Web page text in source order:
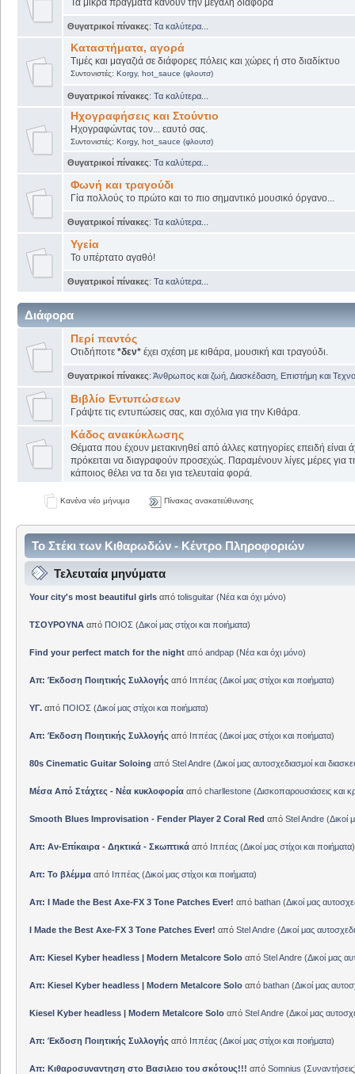
Θυγατρικοί πίνακες: Τα καλύτερα...
Καταστήματα, αγορά
Τιμές και μαγαζιά σε διάφορες πόλεις και χώρες ή στο διαδίκτυο
Συντονιστές: Korgy, hot_sauce (φλουτσ)
Θυγατρικοί πίνακες: Τα καλύτερα...
Ηχογραφήσεις και Στούντιο
Ηχογραφώντας τον... εαυτό σας.
Συντονιστές: Korgy, hot_sauce (φλουτσ)
Θυγατρικοί πίνακες: Τα καλύτερα...
Φωνή και τραγούδι
Γία πολλούς το πρώτο και το πιο σημαντικό μουσικό όργανο...
Θυγατρικοί πίνακες: Τα καλύτερα...
Υγεία
Το υπέρτατο αγαθό!
Θυγατρικοί πίνακες: Τα καλύτερα...
Διάφορα
Περί παντός
Οτιδήποτε *δεν*έχει σχέση με κιθάρα, μουσική και τραγούδι.
Θυγατρικοί πίνακες: Άνθρωπος και ζωή Διασκέδαση Επιστήμη και
Βιβλίο Εντυπώσεων
Γράψτε τις εντυπώσεις σας, και σχόλια για την Κιθάρα.
Κάδος ανακύκλωσης
Θέματα που έχουν μετακινηθεί από άλλες κατηγορίες επειδή είναι
πρόκειται να διαγραφούν προσεχώς. Παραμένουν λίγες μέρες για
κάποιος θέλει να τα δει για τελευταία φορά.
Κανένα νέο μήνυμα Πίνακας ανακατεύθυνσης
Το Στέκι των Κιθαρωδών - Κέντρο Πληροφοριών
Τελευταία μηνύματα
Your city's most beautiful girlsαπό tolisguitar(Νέα και όχι μόνο)
ΤΣΟΥΡΟΥΝΑαπό ΠΟΙΟΣ (Δικοί μας στίχοι και ποιήματα)
Find your perfect match for the nightαπό andpap(Νέα και όχι μόνο)
Απ: Έκδοση Ποιητικής Συλλογής από Ιππέας(Δικοί μας στίχοι και ποιήματα)
ΥΓ.από ΠΟΙΟΣ (Δικοί μας στίχοι και ποιήματα)
Απ: Έκδοση Ποιητικής Συλλογής από Ιππέας(Δικοί μας στίχοι και ποιήματα)
80s Cinematic Guitar Soloing από Stel Andre(Δικοί μας αυτοσχεδιασμοί και
Μέσα Από Στάχτες - Νέα κυκλοφορίααπό charllestone(Δισκοπαρουσιάσεις και
Smooth Blues Improvisation - Fender Player 2 Coral Red από Stel Andre(Δικοί
Απ: Αν-Επίκαιρα - Δηκτικά - Σκωπτικά από Ιππέας(Δικοί μας στίχοι και ποιήματα)
Απ: Το βλέμμα από Ιππέας(Δικοί μας στίχοι και ποιήματα)
Απ: I Made the Best Axe-FX 3 Tone Patches Ever! από bathan(Δικοί μας
I Made the Best Axe-FX 3 Tone Patches Ever! από Stel Andre(Δικοί μας
Απ: Kiesel Kyber headless | Modern Metalcore Solo από Stel Andre(Δικοί μας
Απ: Kiesel Kyber headless | Modern Metalcore Solo από bathan(Δικοί μας
Kiesel Kyber headless | Modern Metalcore Solo από Stel Andre(Δικοί μας
Απ: Έκδοση Ποιητικής Συλλογής από Ιππέας(Δικοί μας στίχοι και ποιήματα)
Απ: Κιθαροσυναντηση στο Βασιλειο του σκότους!!! από Somnius (Συναντήσεις